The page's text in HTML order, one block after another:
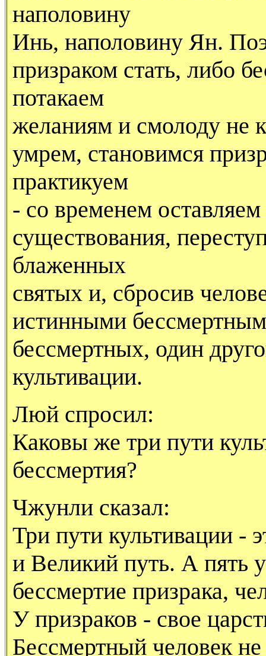
наполовину
Инь, наполовину Ян.
призраком стать, либо
потакаем
желаниям и смолоду не
умрем, становимся
практикуем
- со временем
существования,
блаженных
святых и, сбросив
истинными
бессмертных, один
культивации.
Люй спросил:
Каковы же три пути
бессмертия?
Чжунли сказал:
Три пути культивации -
и Великий путь. А пять
бессмертие призрака,
У призраков - свое
Бессмертный человек